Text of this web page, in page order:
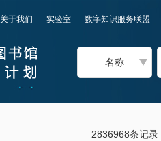
关于我们 实验室 数字知识服务联盟
名称
2836968条记录